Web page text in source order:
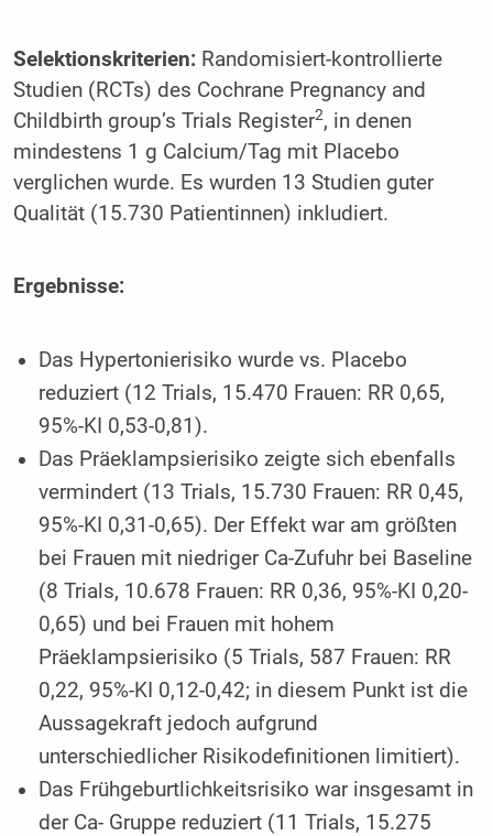
Selektionskriterien:Randomisiert-kontrollierte
Studien (RCTs) des Cochrane Pregnancy and
Childbirth group’s Trials Register2, in denen
mindestens 1 g Calcium/Tag mit Placebo
verglichen wurde. Es wurden 13 Studien guter
Qualität (15.730 Patientinnen) inkludiert.
Ergebnisse:
Das Hypertonierisiko wurde vs. Placebo
reduziert (12 Trials, 15.470 Frauen: RR 0,65,
95%-KI 0,53-0,81).
Das Präeklampsierisiko zeigte sich ebenfalls
vermindert (13 Trials, 15.730 Frauen: RR 0,45,
95%-KI 0,31-0,65). Der Effekt war am größten
bei Frauen mit niedriger Ca-Zufuhr bei Baseline
(8 Trials, 10.678 Frauen: RR 0,36, 95%-KI 0,20-
0,65) und bei Frauen mit hohem
Präeklampsierisiko (5 Trials, 587 Frauen: RR
0,22, 95%-KI 0,12-0,42; in diesem Punkt ist die
Aussagekraft jedoch aufgrund
unterschiedlicher Risikodefinitionen limitiert).
Das Frühgeburtlichkeitsrisiko war insgesamt in
der Ca- Gruppe reduziert (11 Trials, 15.275